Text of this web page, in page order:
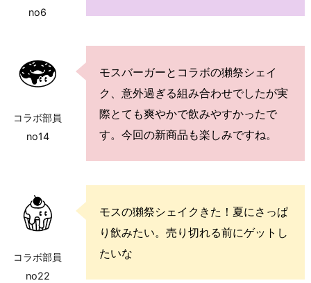
no6
コラボ部員
no14
モスバーガーとコラボの獺祭シェイ
ク、意外過ぎる組み合わせでしたが実
際とても爽やかで飲みやすかったで
す。今回の新商品も楽しみですね。
コラボ部員
no22
モスの獺祭シェイクきた！夏にさっぱ
り飲みたい。売り切れる前にゲットし
たいな